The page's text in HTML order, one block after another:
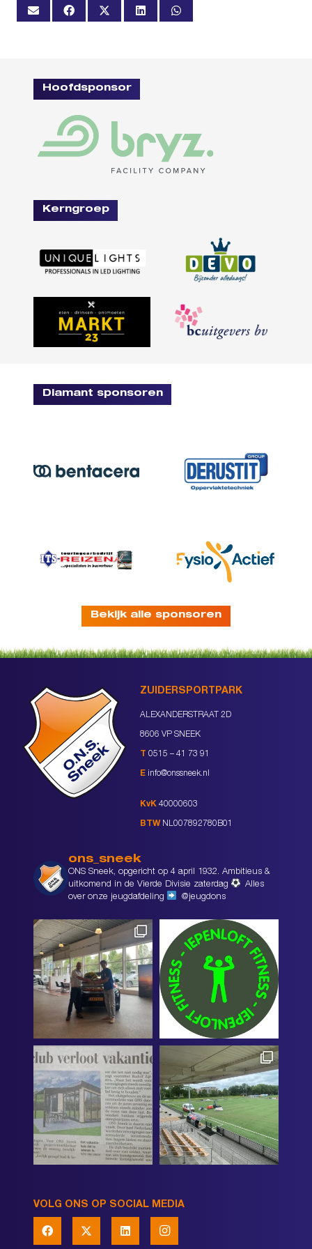
Hoofdsponsor
Kerngroep
Diamant sponsoren
Bekijk alle sponsoren
ZUIDERSPORTPARK
ALEXANDERSTRAAT 2D
8606 VP SNEEK
T 0515 – 41 73 91
E info@onssneek.nl
KvK 40000603
BTW NL007892780B01
ons_sneek
ONS Sneek, opgericht op 4 april 1932. Ambitieus &
uitkomend in de Vierde Divisie zaterdag
Alles
over onze jeugdafdeling
@jeugdons
VOLG ONS OP SOCIAL MEDIA